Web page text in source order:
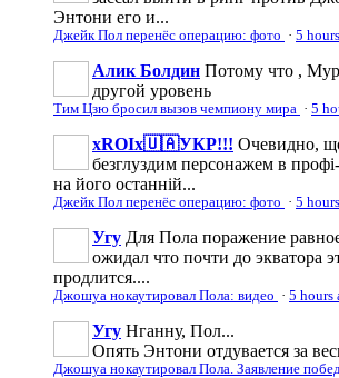
Энтони его и...
Джейк Пол перенёс операцию: фото · 5
Алик Болдин Потому что ,
другой уровень
Тим Цзю бросил вызов чемпиону мира · 5
xROIx🇺🇦УКР!!! Очевидно,
безглуздим персонажем в профі-
на його останній...
Джейк Пол перенёс операцию: фото · 5
Угу Для Пола поражение
ожидал что почти до экватора
продлится....
Джошуа нокаутировал Пола: видео · 5 hours
Угу Нганну, Пол...
Опять Энтони отдувается за
Джошуа нокаутировал Пола. Заявление